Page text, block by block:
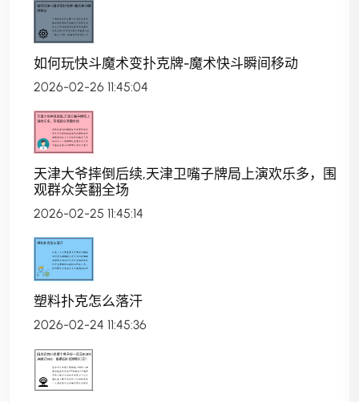
如何玩快斗魔术变扑克牌-魔术快斗瞬间移动
2026-02-26 11:45:04
天津大爷摔倒后续,天津卫嘴子牌局上演欢乐多，围
观群众笑翻全场
2026-02-25 11:45:14
塑料扑克怎么落汗
2026-02-24 11:45:36